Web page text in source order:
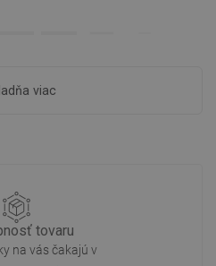
viac
tovaru
na vás čakajú v